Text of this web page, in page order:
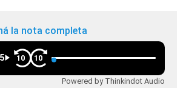
la nota completa
10 10
Powered by Thinkindot Audio